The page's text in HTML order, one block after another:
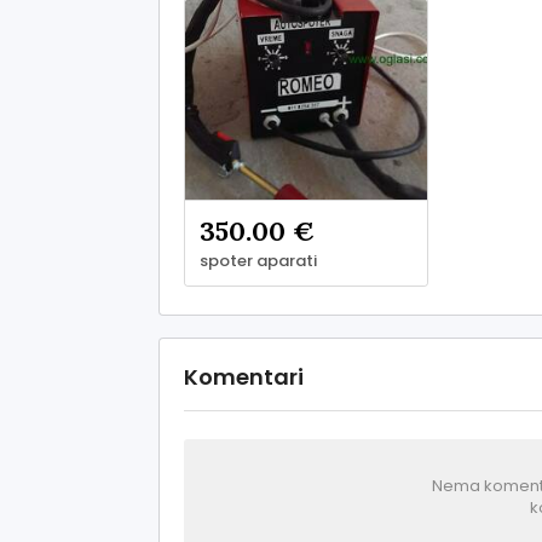
350.00 €
spoter aparati
Komentari
Nema